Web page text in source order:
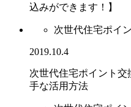
込みができます！】
次世代住宅ポイ
2019.10.4
次世代住宅ポイント交
手な活用方法